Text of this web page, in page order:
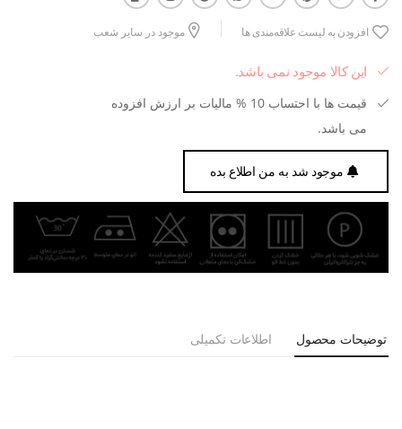
افزودن به لیست علاقه‌مندی ها موجود در سایر شعب
این کالا موجود نمی باشد.
قیمت ها با احتساب 10 % مالیات بر ارزش افزوده
می باشد.
موجود شد به من اطلاع بده
توضیحات محصول اطلاعات تکمیلی